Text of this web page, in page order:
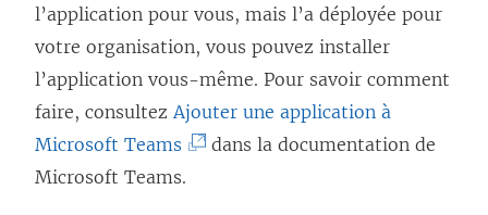
l’application pour vous, mais l’a déployée pour
votre organisation, vous pouvez installer
l’application vous-même. Pour savoir comment
faire, consultezAjouter une application à
Microsoft Teams
L
dans la documentation de
Microsoft Teams.